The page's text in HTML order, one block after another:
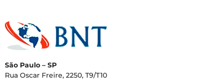
São Paulo – SP
Rua Oscar Freire, 2250, T9/T10